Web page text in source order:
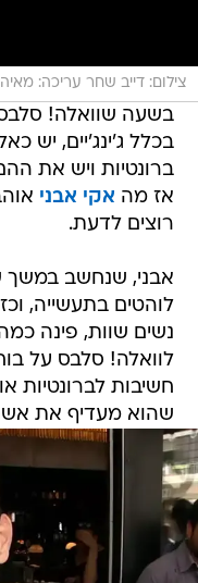
צילום: דייב שחר עריכה: מאיה
בשעה שוואלה!
בכלל ג'ינג'יים, יש
ברונטיות ויש את
אז מה אקי אבני
רוצים לדעת.
אבני, שנחשב במשך
לוהטים בתעשייה,
נשים שוות, פינה
לוואלה! סלבס על
חשיבות לברונטיות
שהוא מעדיף את